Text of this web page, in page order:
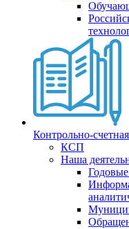
Контрольно-
КСП
Наша